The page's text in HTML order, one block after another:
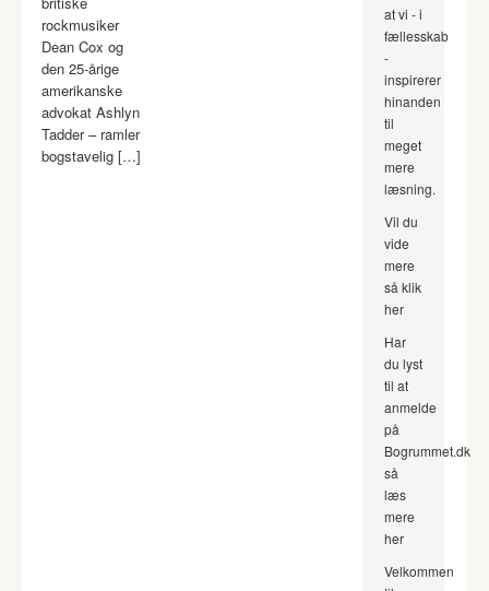
rockmusiker
Dean Cox og
den 25-årige
amerikanske
advokat Ashlyn
Tadder – ramler
bogstavelig […]
at vi - i
fællesskab
-
inspirerer
hinanden
til
meget
mere
læsning.
Vil du
vide
mere
så klik
her
Har
du lyst
til at
anmelde
på
Bogrummet.dk
så
læs
mere
her
Velkommen